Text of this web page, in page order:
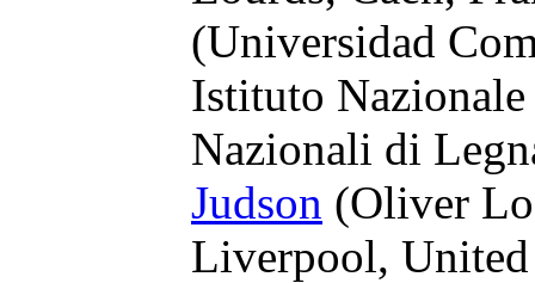
(Universidad
Istituto
Nazionali di
Judson (Oliver
Liverpool,